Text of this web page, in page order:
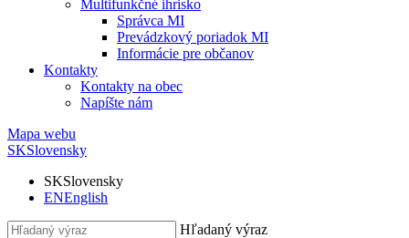
Multifunkčné ihrisko
Správca MI
Prevádzkový poriadok MI
Informácie pre občanov
Kontakty
Kontakty na obec
Napíšte nám
Mapa webu
SKSlovensky
SKSlovensky
ENEnglish
Hľadaný výraz